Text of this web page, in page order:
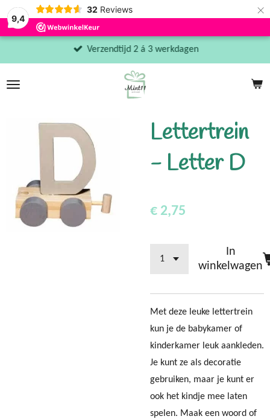
9,4
32 Reviews ×
Verzendtijd 2 á 3 werkdagen
Lettertrein
- Letter D
€ 2,75
In
winkelwagen
Met deze leuke lettertrein
kun je de babykamer of
kinderkamer leuk aankleden.
Je kunt ze als decoratie
gebruiken, maar je kunt er
ook het kindje mee laten
spelen. Maak een woord of